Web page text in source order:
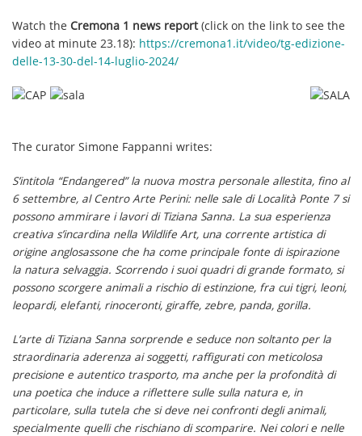
Watch the Cremona 1 news report(click on the link to see the
video at minute 23.18): https://cremona1.it/video/tg-edizione-
delle-13-30-del-14-luglio-2024/
The curator Simone Fappanni writes:
S’intitola “Endangered” la nuova mostra personale allestita, fino al
6 settembre, al Centro Arte Perini: nelle sale di Località Ponte 7 si
possono ammirare i lavori di Tiziana Sanna. La sua esperienza
creativa s’incardina nella Wildlife Art, una corrente artistica di
origine anglosassone che ha come principale fonte di ispirazione
la natura selvaggia. Scorrendo i suoi quadri di grande formato, si
possono scorgere animali a rischio di estinzione, fra cui tigri, leoni,
leopardi, elefanti, rinoceronti, giraffe, zebre, panda, gorilla.
L’arte di Tiziana Sanna sorprende e seduce non soltanto per la
straordinaria aderenza ai soggetti, raffigurati con meticolosa
precisione e autentico trasporto, ma anche per la profondità di
una poetica che induce a riflettere sulle sulla natura e, in
particolare, sulla tutela che si deve nei confronti degli animali,
specialmente quelli che rischiano di scomparire. Nei colori e nelle